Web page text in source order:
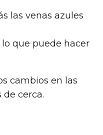
las venas azules
que puede hacer
cambios en las
cerca.